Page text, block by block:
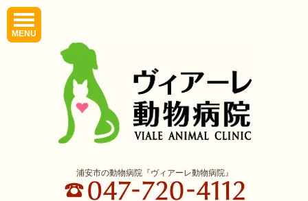
MENU
浦安市の動物病院『ヴィアーレ動物病院』